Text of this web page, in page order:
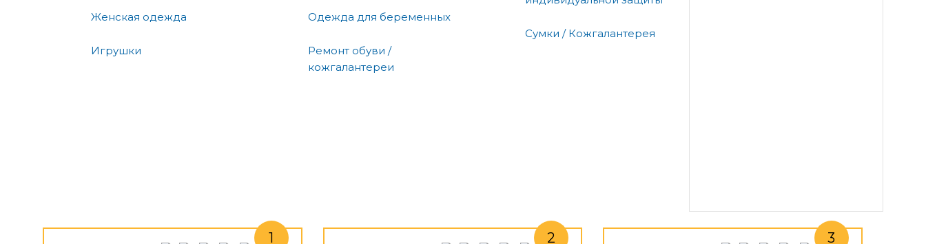
Женская одежда
Игрушки
Одежда для беременных
Ремонт обуви /
кожгалантереи
Сумки / Кожгалантерея